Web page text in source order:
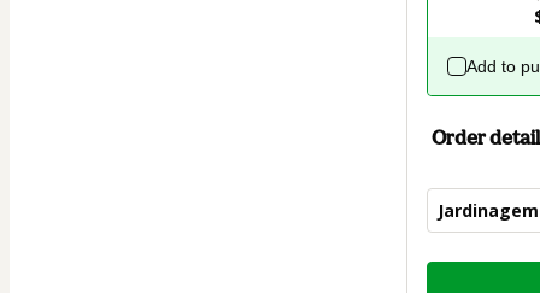
Add to
Order
Total